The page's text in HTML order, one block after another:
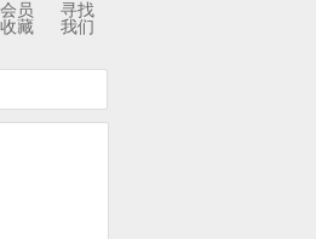
会员
收藏
寻找
我们